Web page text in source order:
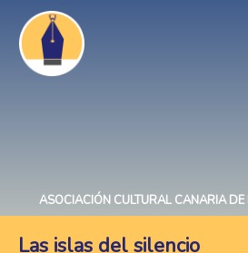
Pasar
contenido
principal
ASOCIACIÓN CULTURAL CANARIA DE
Las islas del silencio